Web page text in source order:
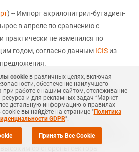
) -- Импорт акрилонитрил-бутадиен-
в апреле по сравнению с
не изменился по
годом, согласно данным ICIS из
АБС в апреле вырос на 3,9% по
1% ниже, чем в апреле 2020 года.
ограниченными после
шторма, вызвавшего перебои в
и сырья для него. При этом
cookieв различных целях, включая
обеспечение наилучшего
при работе с нашим сайтом, отслеживание
и для рекламных задач “Маркет
детальную информацию о правилах
вы найдёте на странице "Политика
GDPR".
Принять Все Cookie